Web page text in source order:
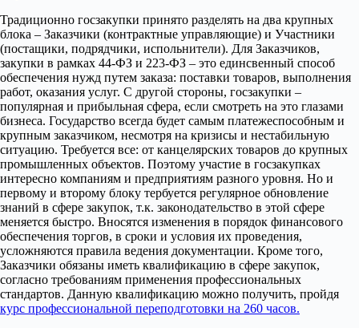
Традиционно госзакупки принято разделять на два крупных
блока – Заказчики (контрактные управляющие) и Участники
(постащики, подрядчики, испольнители). Для Заказчиков,
закупки в рамках 44-ФЗ и 223-ФЗ – это единсвенный способ
обеспечения нужд путем заказа: поставки товаров, выполнения
работ, оказания услуг. С другой стороны, госзакупки –
популярная и прибыльная сфера, если смотреть на это глазами
бизнеса. Государство всегда будет самым платежеспособным и
крупным заказчиком, несмотря на кризисы и нестабильную
ситуацию. Требуется все: от канцелярских товаров до крупных
промышленных объектов. Поэтому участие в госзакупках
интересно компаниям и предприятиям разного уровня. Но и
первому и второму блоку тербуется регулярное обновление
знаний в сфере закупок, т.к. законодательство в этой сфере
меняется быстро. Вносятся изменения в порядок финансового
обеспечения торгов, в сроки и условия их проведения,
усложняются правила ведения документации. Кроме того,
Заказчики обязаны иметь квалификацию в сфере закупок,
согласно требованиям применения профессиональных
стандартов. Данную квалификацию можно получить, пройдя
курс профессиональной переподготовки на 260 часов.